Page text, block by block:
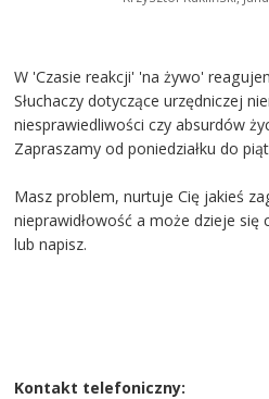
W 'Czasie reakcji' 'na żywo'
Słuchaczy dotyczące urzędniczej
niesprawiedliwości czy absurdów
Zapraszamy od poniedziałku do
Masz problem, nurtuje Cię jakieś
nieprawidłowość a może dzieje się
lub napisz.
Kontakt telefoniczny: